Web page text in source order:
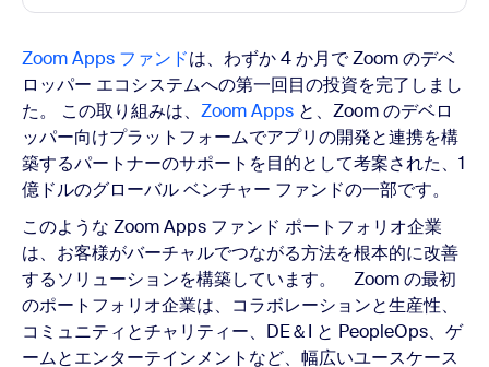
Zoom Apps ファンドは、わずか 4 か月で Zoom のデベ
ロッパー エコシステムへの第一回目の投資を完了しまし
た。 この取り組みは、 Zoom Apps と、Zoom のデベロ
ッパー向けプラットフォームでアプリの開発と連携を構
築するパートナーのサポートを目的として考案された、1
億ドルのグローバル ベンチャー ファンドの一部です。
このような Zoom Apps ファンド ポートフォリオ企業
は、お客様がバーチャルでつながる方法を根本的に改善
するソリューションを構築しています。 Zoom の最初
のポートフォリオ企業は、コラボレーションと生産性、
コミュニティとチャリティー、DE＆I と PeopleOps、 ゲ
ームとエンターテインメントなど、幅広いユースケース